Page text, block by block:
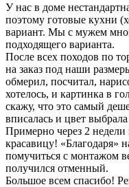
У нас в доме
поэтому готовые кухни
вариант. Мы с мужем
подходящего варианта.
После всех походов по
на заказ под наши
обмерил, посчитал,
хотелось, и картинка в
скажу, что это самый
вписалась и цвет
Примерно через 2
красавицу!
помучиться с монтажом
получился отменный.
Большое всем спасибо!